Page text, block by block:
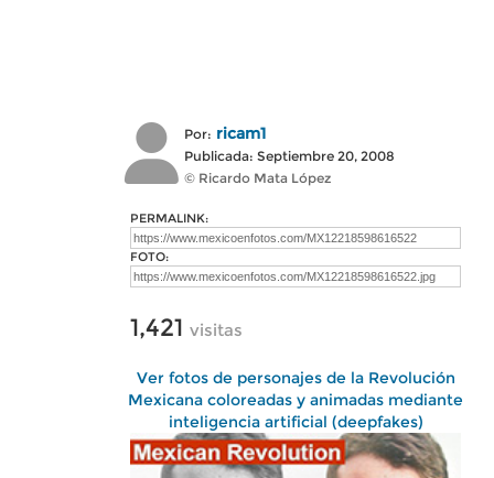
Por: ricam1
Publicada: Septiembre 20, 2008
© Ricardo Mata López
PERMALINK:
FOTO:
1,421 visitas
Ver fotos de personajes de la Revolución
Mexicana coloreadas y animadas mediante
inteligencia artificial (deepfakes)